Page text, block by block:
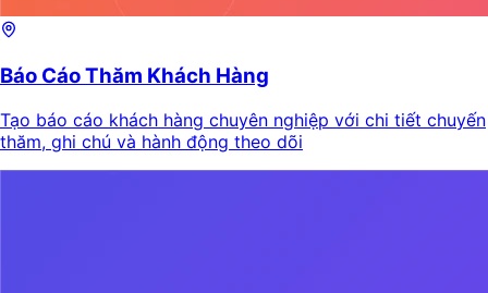
Báo Cáo Thăm Khách Hàng
Tạo báo cáo khách hàng chuyên nghiệp với chi tiết chuyến
thăm, ghi chú và hành động theo dõi